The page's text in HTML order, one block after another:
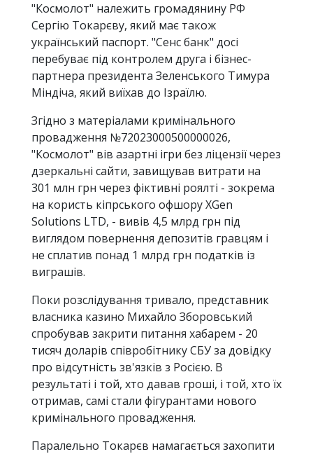
"Космолот" належить громадянину РФ
Сергію Токарєву, який має також
український паспорт. "Сенс банк" досі
перебуває під контролем друга і бізнес-
партнера президента Зеленського Тимура
Міндіча, який виїхав до Ізраїлю.
Згідно з матеріалами кримінального
провадження №72023000500000026,
"Космолот" вів азартні ігри без ліцензії через
дзеркальні сайти, завищував витрати на
301 млн грн через фіктивні роялті - зокрема
на користь кіпрського офшору XGen
Solutions LTD, - вивів 4,5 млрд грн під
виглядом повернення депозитів гравцям і
не сплатив понад 1 млрд грн податків із
виграшів.
Поки розслідування тривало, представник
власника казино Михайло Зборовський
спробував закрити питання хабарем - 20
тисяч доларів співробітнику СБУ за довідку
про відсутність зв'язків з Росією. В
результаті і той, хто давав гроші, і той, хто їх
отримав, самі стали фігурантами нового
кримінального провадження.
Паралельно Токарєв намагається захопити